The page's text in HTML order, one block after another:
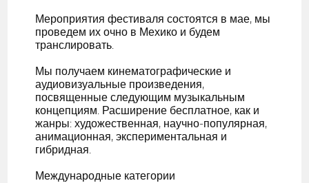
Мероприятия фестиваля состоятся в мае, мы
проведем их очно в Мехико и будем
транслировать.
Мы получаем кинематографические и
аудиовизуальные произведения,
посвященные следующим музыкальным
концепциям. Расширение бесплатное, как и
жанры: художественная, научно-популярная,
анимационная, экспериментальная и
гибридная.
Международные категории